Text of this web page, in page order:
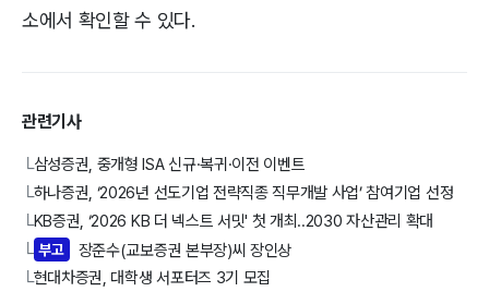
소에서 확인할 수 있다.
관련기사
└삼성증권, 중개형 ISA 신규·복귀·이전 이벤트
└하나증권, ‘2026년 선도기업 전략직종 직무개발 사업’ 참여기업 선정
└KB증권, ‘2026 KB 더 넥스트 서밋' 첫 개최..2030 자산관리 확대
└ 부고 장준수(교보증권 본부장)씨 장인상
└현대차증권, 대학생 서포터즈 3기 모집